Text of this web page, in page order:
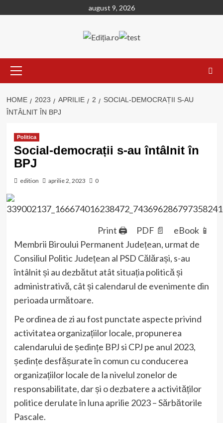
to
august 9, 2026
Menu
HOME 2023 APRILIE 2
SOCIAL-DEMOCRAȚII S-AU
ÎNTÂLNIT ÎN BPJ
Politica
Social-democrații s-au întâlnit în
BPJ
edition aprilie 2, 2023 0
Print 🖨 PDF 📄
eBook 📱
Membrii Biroului Permanent Județean, urmat de
Consiliul Politic Județean al PSD Călărași, s-au
întâlnit și au dezbătut atât situația politică și
administrativă, cât și calendarul de evenimente din
perioada următoare.
Pe ordinea de zi au fost punctate aspecte privind
activitatea organizațiilor locale, propunerea
calendarului de ședințe BPJ si CPJ pe anul 2023,
ședințe desfășurate în comun cu conducerea
organizațiilor locale de la nivelul zonelor de
responsabilitate, dar și o dezbatere a activităților
politice derulate în luna aprilie 2023 – Sărbătorile
Pascale.